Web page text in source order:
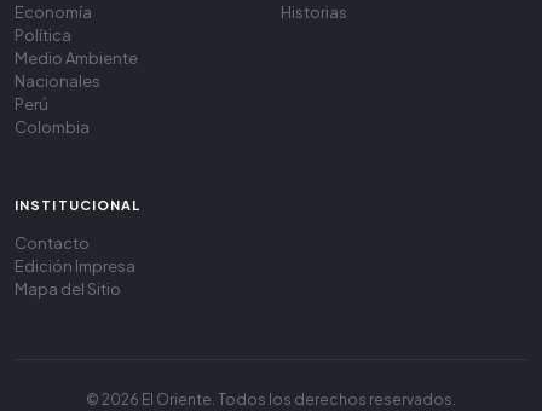
Economía
Política
Medio Ambiente
Nacionales
Perú
Colombia
Historias
INSTITUCIONAL
Contacto
Edición Impresa
Mapa del Sitio
© 2026 El Oriente. Todos los derechos reservados.